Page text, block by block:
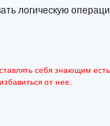
логическую
себя знающим
от нее.